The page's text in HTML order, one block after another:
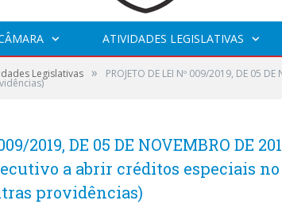
ATIVIDADES LEGISLATIVAS
Legislativas » PROJETO DE LEI Nº 009/2019, DE 05
2019, DE 05 DE NOVEMBRO DE
a abrir créditos especiais
providências)